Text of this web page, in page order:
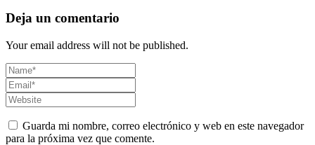
Deja un comentario
Your email address will not be published.
Guarda mi nombre, correo electrónico y web en este navegador
para la próxima vez que comente.